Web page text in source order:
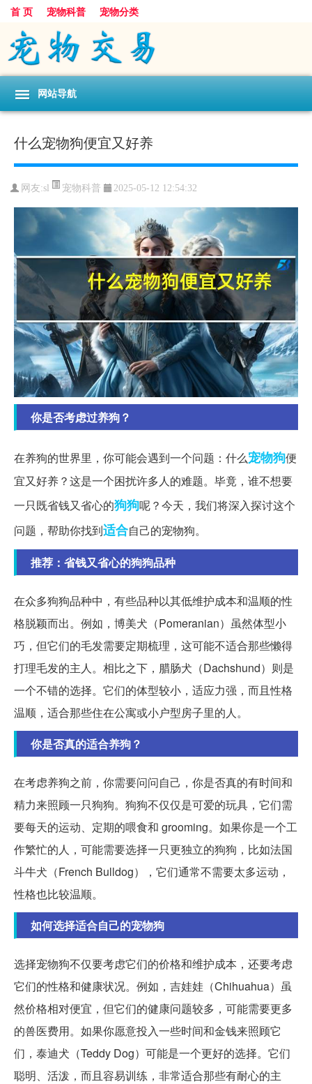
首 页 宠物科普 宠物分类
网站导航
什么宠物狗便宜又好养
网友:sl 宠物科普 2025-05-12 12:54:32
你是否考虑过养狗？
在养狗的世界里，你可能会遇到一个问题：什么宠物狗便
宜又好养？这是一个困扰许多人的难题。毕竟，谁不想要
一只既省钱又省心的狗狗呢？今天，我们将深入探讨这个
问题，帮助你找到适合自己的宠物狗。
推荐：省钱又省心的狗狗品种
在众多狗狗品种中，有些品种以其低维护成本和温顺的性
格脱颖而出。例如，博美犬（Pomeranian）虽然体型小
巧，但它们的毛发需要定期梳理，这可能不适合那些懒得
打理毛发的主人。相比之下，腊肠犬（Dachshund）则是
一个不错的选择。它们的体型较小，适应力强，而且性格
温顺，适合那些住在公寓或小户型房子里的人。
你是否真的适合养狗？
在考虑养狗之前，你需要问问自己，你是否真的有时间和
精力来照顾一只狗狗。狗狗不仅仅是可爱的玩具，它们需
要每天的运动、定期的喂食和 grooming。如果你是一个工
作繁忙的人，可能需要选择一只更独立的狗狗，比如法国
斗牛犬（French Bulldog），它们通常不需要太多运动，
性格也比较温顺。
如何选择适合自己的宠物狗
选择宠物狗不仅要考虑它们的价格和维护成本，还要考虑
它们的性格和健康状况。例如，吉娃娃（Chihuahua）虽
然价格相对便宜，但它们的健康问题较多，可能需要更多
的兽医费用。如果你愿意投入一些时间和金钱来照顾它
们，泰迪犬（Teddy Dog）可能是一个更好的选择。它们
聪明、活泼，而且容易训练，非常适合那些有耐心的主